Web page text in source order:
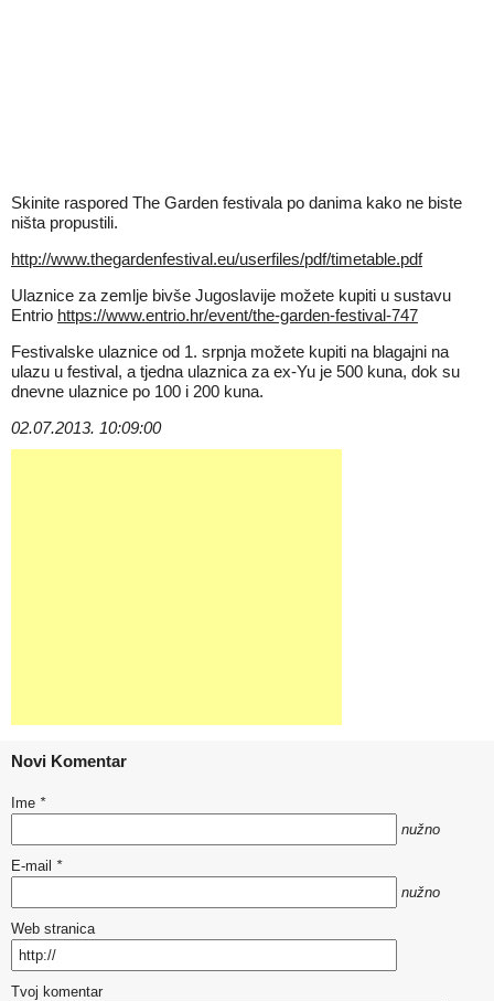
Skinite raspored The Garden festivala po danima kako ne biste
ništa propustili.
http://www.thegardenfestival.eu/userfiles/pdf/timetable.pdf
Ulaznice za zemlje bivše Jugoslavije možete kupiti u sustavu
Entrio https://www.entrio.hr/event/the-garden-festival-747
Festivalske ulaznice od 1. srpnja možete kupiti na blagajni na
ulazu u festival, a tjedna ulaznica za ex-Yu je 500 kuna, dok su
dnevne ulaznice po 100 i 200 kuna.
02.07.2013. 10:09:00
Novi Komentar
Ime *
nužno
E-mail *
nužno
Web stranica
Tvoj komentar